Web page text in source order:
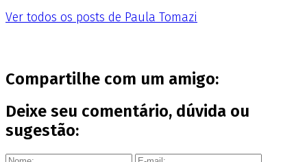
Ver todos os posts de Paula Tomazi
Compartilhe com um amigo:
Deixe seu comentário, dúvida ou
sugestão: